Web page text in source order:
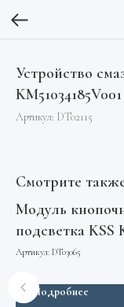
Устройство
Артикул: DT02115
Смотрите
Модуль
подсветка KSS
Артикул: DT03065
Подробнее